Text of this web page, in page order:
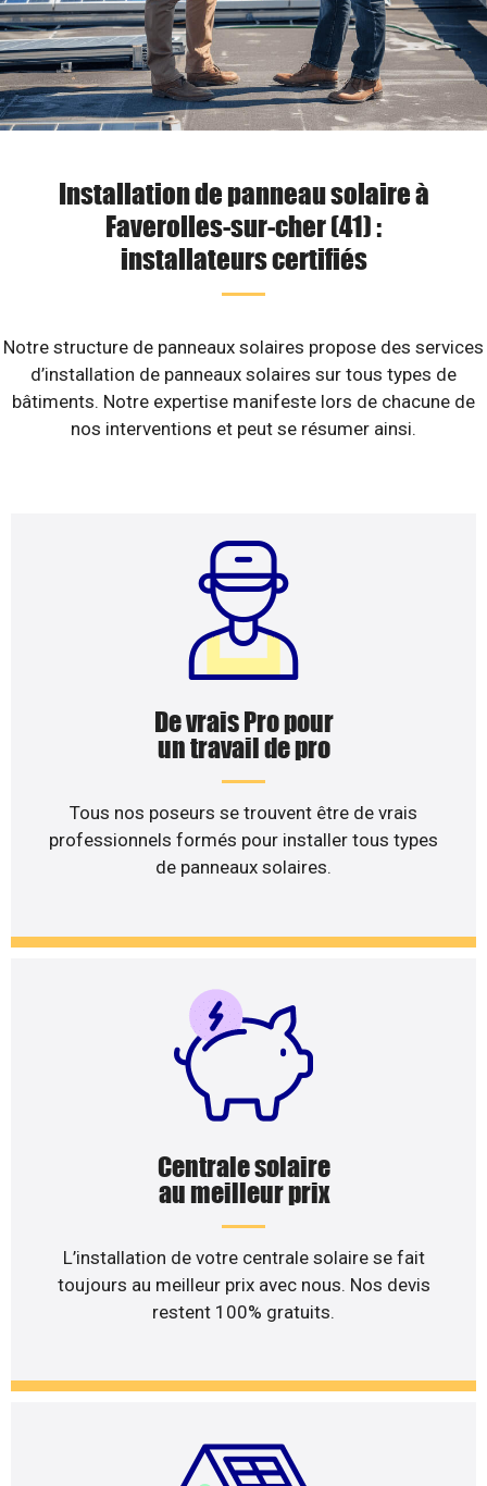
Installation de panneau solaire à
Faverolles-sur-cher (41) :
installateurs certifiés
Notre structure de panneaux solaires propose des services
d’installation de panneaux solaires sur tous types de
bâtiments. Notre expertise manifeste lors de chacune de
nos interventions et peut se résumer ainsi.
De vrais Pro pour
un travail de pro
Tous nos poseurs se trouvent être de vrais
professionnels formés pour installer tous types
de panneaux solaires.
Centrale solaire
au meilleur prix
L’installation de votre centrale solaire se fait
toujours au meilleur prix avec nous. Nos devis
restent 100% gratuits.